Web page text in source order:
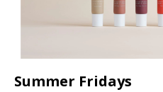
Summer Fridays